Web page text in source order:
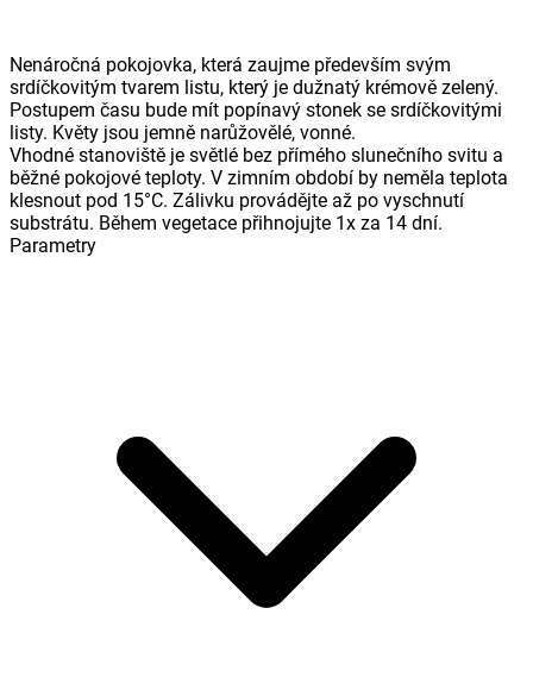
Nenáročná pokojovka, která zaujme především svým
srdíčkovitým tvarem listu, který je dužnatý krémově zelený.
Postupem času bude mít popínavý stonek se srdíčkovitými
listy. Květy jsou jemně narůžovělé, vonné.
Vhodné stanoviště je světlé bez přímého slunečního svitu a
běžné pokojové teploty. V zimním období by neměla teplota
klesnout pod 15°C. Zálivku provádějte až po vyschnutí
substrátu. Během vegetace přihnojujte 1x za 14 dní.
Parametry